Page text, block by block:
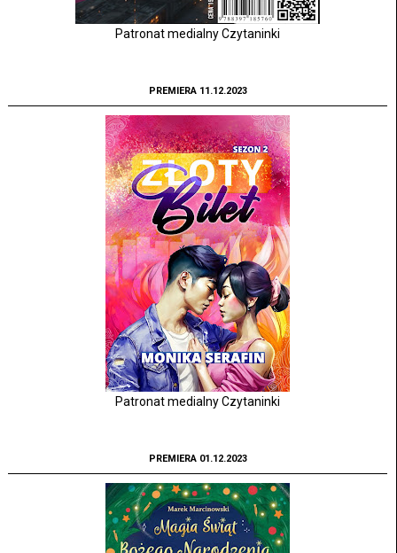
Patronat medialny Czytaninki
PREMIERA 11.12.2023
Patronat medialny Czytaninki
PREMIERA 01.12.2023